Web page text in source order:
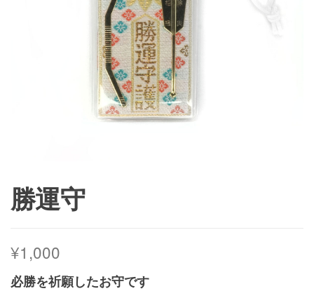
勝運守
¥1,000
必勝を祈願したお守です